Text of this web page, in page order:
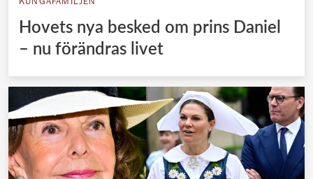
KUNGAFAMILJEN
Hovets nya besked om prins Daniel
– nu förändras livet